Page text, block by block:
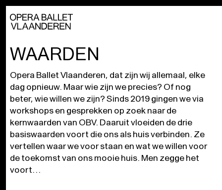
WAARDEN
Opera Ballet Vlaanderen, dat zijn wij allemaal, elke
dag opnieuw. Maar wie zijn we precies? Of nog
beter, wie willen we zijn? Sinds 2019 gingen we via
workshops en gesprekken op zoek naar de
kernwaarden van OBV. Daaruit vloeiden de drie
basiswaarden voort die ons als huis verbinden. Ze
vertellen waar we voor staan en wat we willen voor
de toekomst van ons mooie huis. Men zegge het
voort…